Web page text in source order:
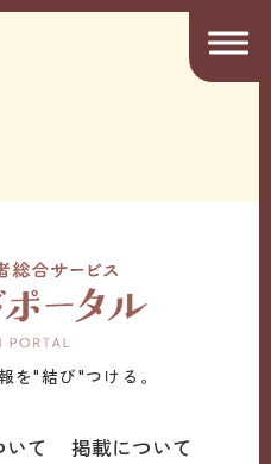
を"結び"つける。
て
掲載について